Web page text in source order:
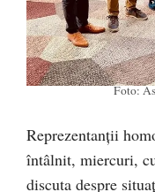
Foto:
Reprezentanții
întâlnit, miercuri,
discuta despre